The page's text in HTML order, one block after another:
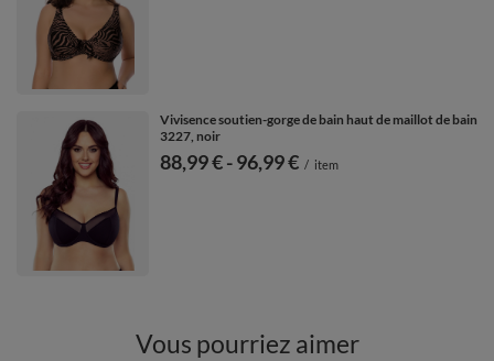
Vivisence soutien-gorge de bain haut de maillot de bain
3227, noir
de
88,99 €-vers le bas
96,99 € / item
Vous pourriez aimer